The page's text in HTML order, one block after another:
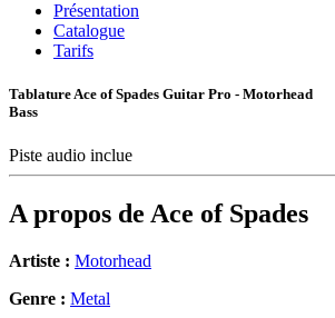
Présentation
Catalogue
Tarifs
Tablature Ace of Spades Guitar Pro - Motorhead
Bass
Piste audio inclue
A propos de Ace of Spades
Artiste : Motorhead
Genre : Metal